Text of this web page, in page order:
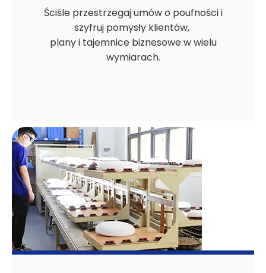
Ściśle przestrzegaj umów o poufności i
szyfruj pomysły klientów,
plany i tajemnice biznesowe w wielu
wymiarach.